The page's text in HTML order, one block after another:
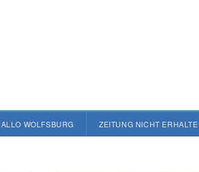
WOLFSBURG ZEITUNG NICHT